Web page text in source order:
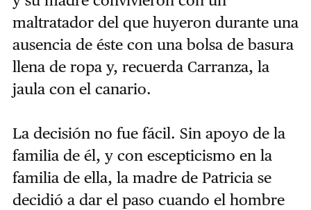
maltratador del que huyeron durante una
ausencia de éste con una bolsa de basura
llena de ropa y, recuerda Carranza, la
jaula con el canario.
La decisión no fue fácil. Sin apoyo de la
familia de él, y con escepticismo en la
familia de ella, la madre de Patricia se
decidió a dar el paso cuando el hombre